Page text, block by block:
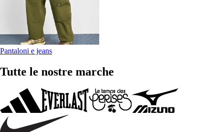
Pantaloni e jeans
Tutte le nostre marche